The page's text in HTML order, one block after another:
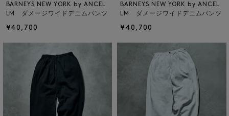
BARNEYS NEW YORK by ANCEL
LM ダメージワイドデニムパンツ
¥40,700
BARNEYS NEW YORK by ANCEL
LM ダメージワイドデニムパンツ
¥40,700